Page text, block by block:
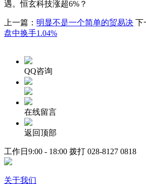
遇。恒玄科技涨超6%？
上一篇： 明显不是一个简单的贸易决 下
盘中换手1.04%
QQ咨询
在线留言
返回顶部
工作日9:00 - 18:00 拨打 028-8127 0818
关于我们